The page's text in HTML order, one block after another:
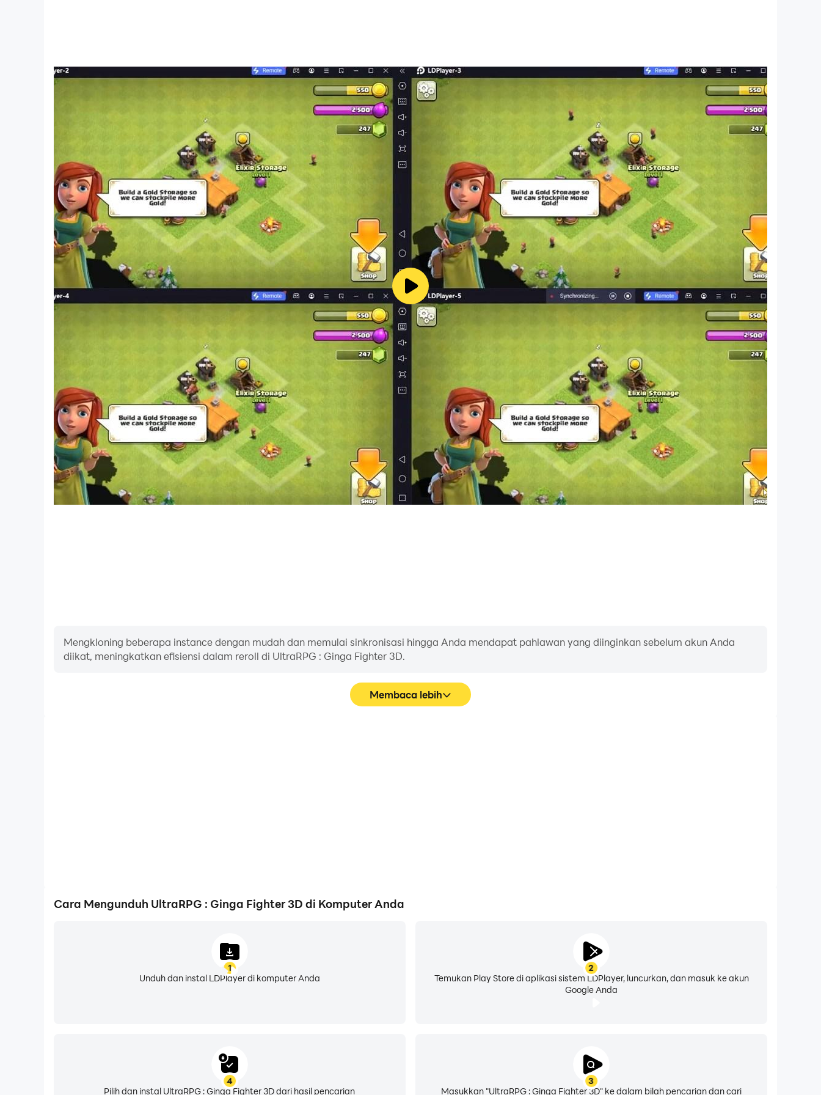
- Mudah dimainkan dan dikendalikan.
- Pilih Karakter Dari pahlawan Ginga Legend of Ultra
- Dapatkan Xp dan aktifkan lebih banyak pahlawan ultraman Ginga
- Lakukan pertempuran spektakuler untuk pahlawan Ginga
- Arena interaktif dan animasi 3D realistis memberikan imersi lengkap!
- Grafis HD dan gambar beresolusi tinggi di semua UI, termasuk karakter ultraman Ginga, perpaduan, dan pedang musuh
Saatnya bertarung sungguhan denganmu!
Bersenang-senang Dengan UltraRPG: Ginga Fighter 3D!
Mengkloning beberapa instance dengan mudah dan memulai sinkronisasi hingga Anda mendapat pahlawan yang diinginkan sebelum akun Anda
diikat, meningkatkan efisiensi dalam reroll di UltraRPG : Ginga Fighter 3D.
Membaca lebih
Cara Mengunduh UltraRPG : Ginga Fighter 3D di Komputer Anda
1
Unduh dan instal LDPlayer di komputer Anda
2
Temukan Play Store di aplikasi sistem LDPlayer, luncurkan, dan masuk ke akun
Google Anda
3
Masukkan "UltraRPG : Ginga Fighter 3D" ke dalam bilah pencarian dan cari
4
Pilih dan instal UltraRPG : Ginga Fighter 3D dari hasil pencarian